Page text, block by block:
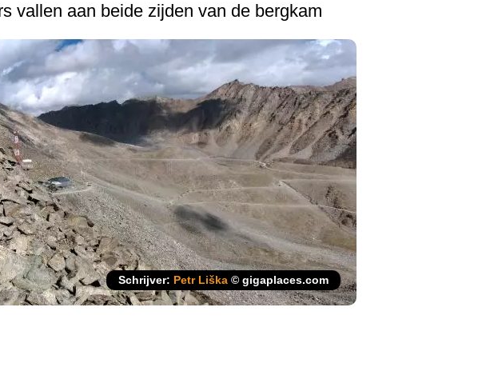
vallen aan beide zijden van de bergkam
Schrijver: Petr Liška © gigaplaces.com